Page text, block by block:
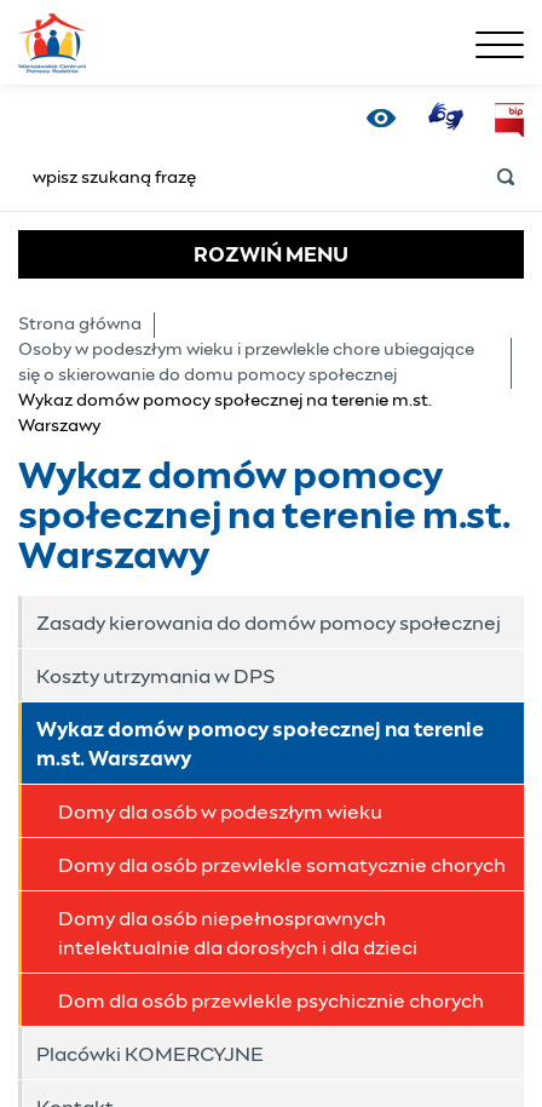
Wykaz domów
Tłumacz Online
ROZWIŃ MENU
Strona główna
Osoby w podeszłym wieku i przewlekle chore ubiegające
się o skierowanie do domu pomocy społecznej
Wykaz domów pomocy społecznej na terenie m.st.
Warszawy
Wykaz domów pomocy
społecznej na terenie m.st.
Warszawy
Zasady kierowania do domów pomocy społecznej
Koszty utrzymania w DPS
Wykaz domów pomocy społecznej na terenie
m.st. Warszawy
Domy dla osób w podeszłym wieku
Domy dla osób przewlekle somatycznie chorych
Domy dla osób niepełnosprawnych
intelektualnie dla dorosłych i dla dzieci
Dom dla osób przewlekle psychicznie chorych
Placówki KOMERCYJNE